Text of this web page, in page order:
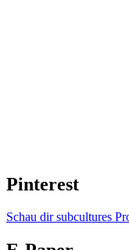
Pinterest
Schau dir subcultures